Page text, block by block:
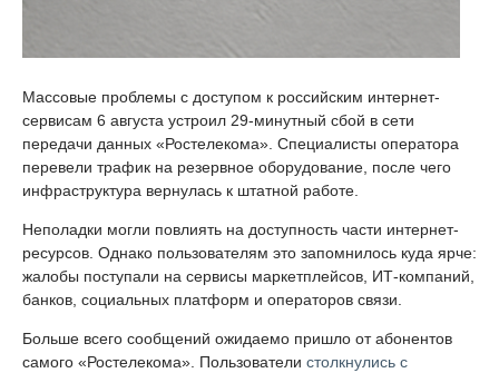
Массовые проблемы с доступом к российским интернет-
сервисам 6 августа устроил 29-минутный сбой в сети
передачи данных «Ростелекома». Специалисты оператора
перевели трафик на резервное оборудование, после чего
инфраструктура вернулась к штатной работе.
Неполадки могли повлиять на доступность части интернет-
ресурсов. Однако пользователям это запомнилось куда ярче:
жалобы поступали на сервисы маркетплейсов, ИТ-компаний,
банков, социальных платформ и операторов связи.
Больше всего сообщений ожидаемо пришло от абонентов
самого «Ростелекома». Пользователи столкнулись с